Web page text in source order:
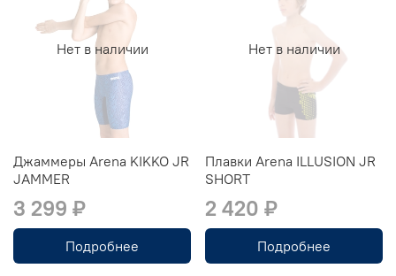
Нет в наличии
Джаммеры Arena KIKKO JR
JAMMER
3 299 ₽
Подробнее
Нет в наличии
Плавки Arena ILLUSION JR
SHORT
2 420 ₽
Подробнее